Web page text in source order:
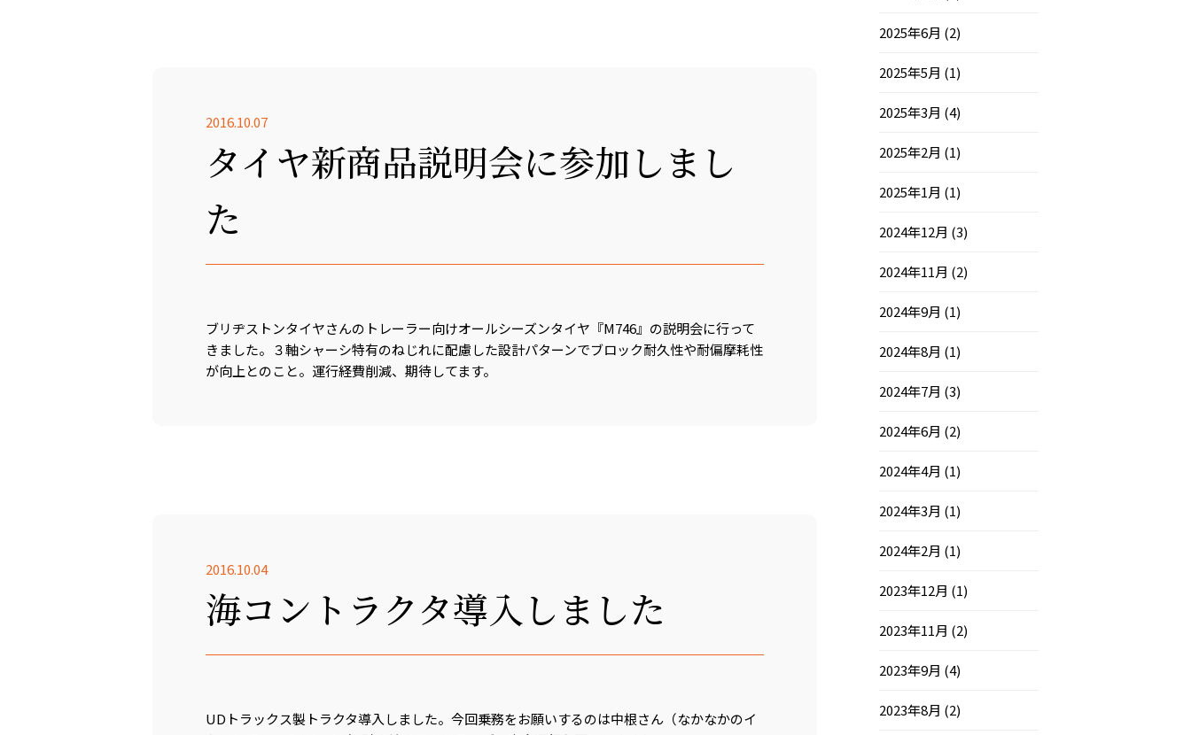
2016.10.07
タイヤ新商品説明会に参加しまし
た
ブリヂストンタイヤさんのトレーラー向けオールシーズンタイヤ『M746』の説明会に行って
きました。３軸シャーシ特有のねじれに配慮した設計パターンでブロック耐久性や耐偏摩耗性
が向上とのこと。運行経費削減、期待してます。
2016.10.04
海コントラクタ導入しました
UDトラックス製トラクタ導入しました。今回乗務をお願いするのは中根さん（なかなかのイ
2025年6月 (2)
2025年5月 (1)
2025年3月 (4)
2025年2月 (1)
2025年1月 (1)
2024年12月 (3)
2024年11月 (2)
2024年9月 (1)
2024年8月 (1)
2024年7月 (3)
2024年6月 (2)
2024年4月 (1)
2024年3月 (1)
2024年2月 (1)
2023年12月 (1)
2023年11月 (2)
2023年9月 (4)
2023年8月 (2)